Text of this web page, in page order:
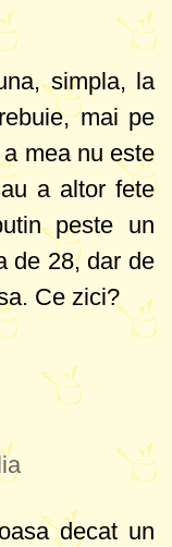
simpla, la
mai pe
mea nu este
a altor fete
peste un
de 28, dar de
Ce zici?
decat un